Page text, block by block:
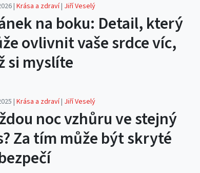
|Krása a zdraví| Jiří Veselý
na boku: Detail, který
ovlivnit vaše srdce víc,
si myslíte
| Krása a zdraví| Jiří Veselý
noc vzhůru ve stejný
Za tím může být skryté